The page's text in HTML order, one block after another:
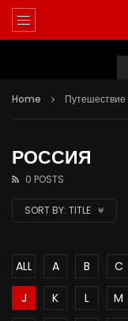
Home Путешествие
РОССИЯ
0 POSTS
SORT BY: TITLE
ALL A B C
J
K L M